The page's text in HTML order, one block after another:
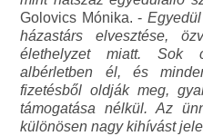
Golovics Mónika. -
házastárs elvesztése,
élethelyzet miatt. Sok
albérletben él, és
fizetésből oldják meg,
támogatása nélkül. Az
különösen nagy kihívást